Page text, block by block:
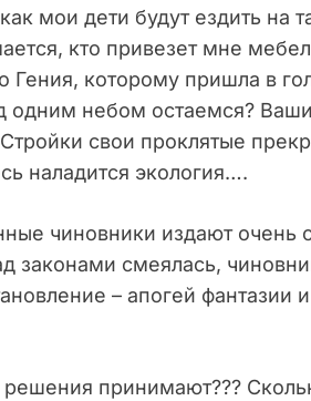
мои дети будут ездить на
кто привезет мне
которому пришла в
одним небом остаемся?
свои проклятые
наладится экология….
чиновники издают очень
законами смеялась,
– апогей фантазии
принимают???